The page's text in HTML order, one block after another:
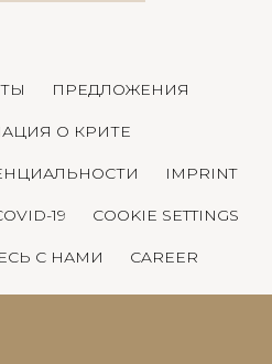
ПРЕДЛОЖЕНИЯ
О КРИТЕ
IMPRINT
19 COOKIE SETTINGS
С НАМИ CAREER